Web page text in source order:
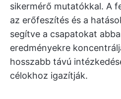
sikermérő mutatókkal. A
az erőfeszítés és a
segítve a csapatokat
eredményekre
hosszabb távú
célokhoz igazítják.